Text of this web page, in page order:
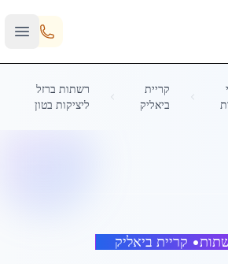
קריית
ביאליק
רשתות ברזל
ליציקות בטון
• קריית ביאליק